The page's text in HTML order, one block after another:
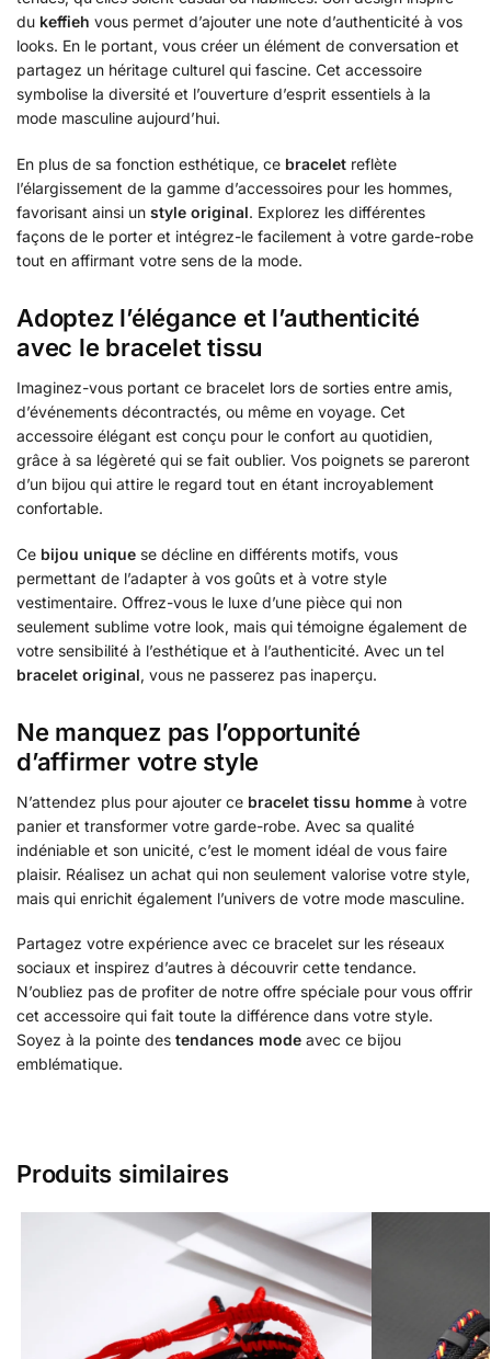
du keffieh vous permet d’ajouter une note d’authenticité à vos
looks. En le portant, vous créer un élément de conversation et
partagez un héritage culturel qui fascine. Cet accessoire
symbolise la diversité et l’ouverture d’esprit essentiels à la
mode masculine aujourd’hui.
En plus de sa fonction esthétique, ce bracelet reflète
l’élargissement de la gamme d’accessoires pour les hommes,
favorisant ainsi un style original. Explorez les différentes
façons de le porter et intégrez-le facilement à votre garde-robe
tout en affirmant votre sens de la mode.
Adoptez l’élégance et l’authenticité
avec le bracelet tissu
Imaginez-vous portant ce bracelet lors de sorties entre amis,
d’événements décontractés, ou même en voyage. Cet
accessoire élégant est conçu pour le confort au quotidien,
grâce à sa légèreté qui se fait oublier. Vos poignets se pareront
d’un bijou qui attire le regard tout en étant incroyablement
confortable.
Ce bijou unique se décline en différents motifs, vous
permettant de l’adapter à vos goûts et à votre style
vestimentaire. Offrez-vous le luxe d’une pièce qui non
seulement sublime votre look, mais qui témoigne également de
votre sensibilité à l’esthétique et à l’authenticité. Avec un tel
bracelet original, vous ne passerez pas inaperçu.
Ne manquez pas l’opportunité
d’affirmer votre style
N’attendez plus pour ajouter ce bracelet tissu homme à votre
panier et transformer votre garde-robe. Avec sa qualité
indéniable et son unicité, c’est le moment idéal de vous faire
plaisir. Réalisez un achat qui non seulement valorise votre style,
mais qui enrichit également l’univers de votre mode masculine.
Partagez votre expérience avec ce bracelet sur les réseaux
sociaux et inspirez d’autres à découvrir cette tendance.
N’oubliez pas de profiter de notre offre spéciale pour vous offrir
cet accessoire qui fait toute la différence dans votre style.
Soyez à la pointe des tendances mode avec ce bijou
emblématique.
Produits similaires